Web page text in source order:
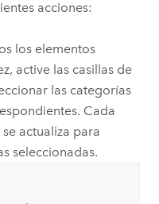
acciones:
los elementos
active las casillas de
las categorías
Cada
actualiza para
seleccionadas.